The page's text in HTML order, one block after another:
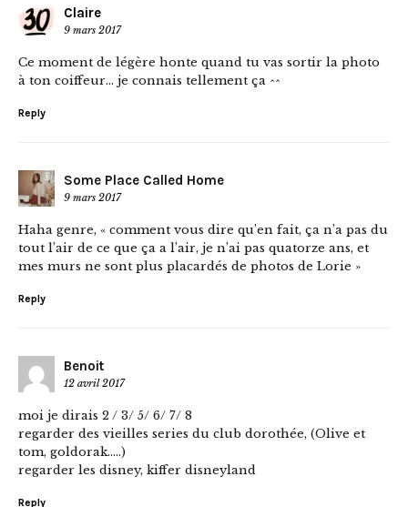
Claire
9 mars 2017
Ce moment de légère honte quand tu vas sortir la photo
à ton coiffeur… je connais tellement ça ^^
Reply
Some Place Called Home
9 mars 2017
Haha genre, « comment vous dire qu’en fait, ça n’a pas du
tout l’air de ce que ça a l’air, je n’ai pas quatorze ans, et
mes murs ne sont plus placardés de photos de Lorie »
Reply
Benoit
12 avril 2017
moi je dirais 2 / 3/ 5/ 6/ 7/ 8
regarder des vieilles series du club dorothée, (Olive et
tom, goldorak…..)
regarder les disney, kiffer disneyland
Reply